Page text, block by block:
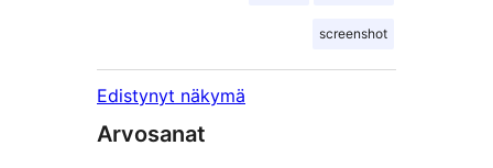
screenshot
Edistynyt näkymä
Arvosanat